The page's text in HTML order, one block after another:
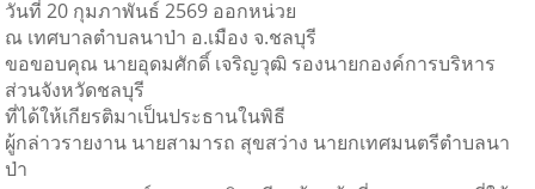
วันที่ 20 กุมภาพันธ์ 2569 ออกหน่วย
ณ เทศบาลตำบลนาป่า อ.เมือง จ.ชลบุรี
ขอขอบคุณ นายอุดมศักดิ์ เจริญวุฒิ รองนายกองค์การบริหาร
ส่วนจังหวัดชลบุรี
ที่ได้ให้เกียรติมาเป็นประธานในพิธี
ผู้กล่าวรายงาน นายสามารถ สุขสว่าง นายกเทศมนตรีตำบลนา
ป่า